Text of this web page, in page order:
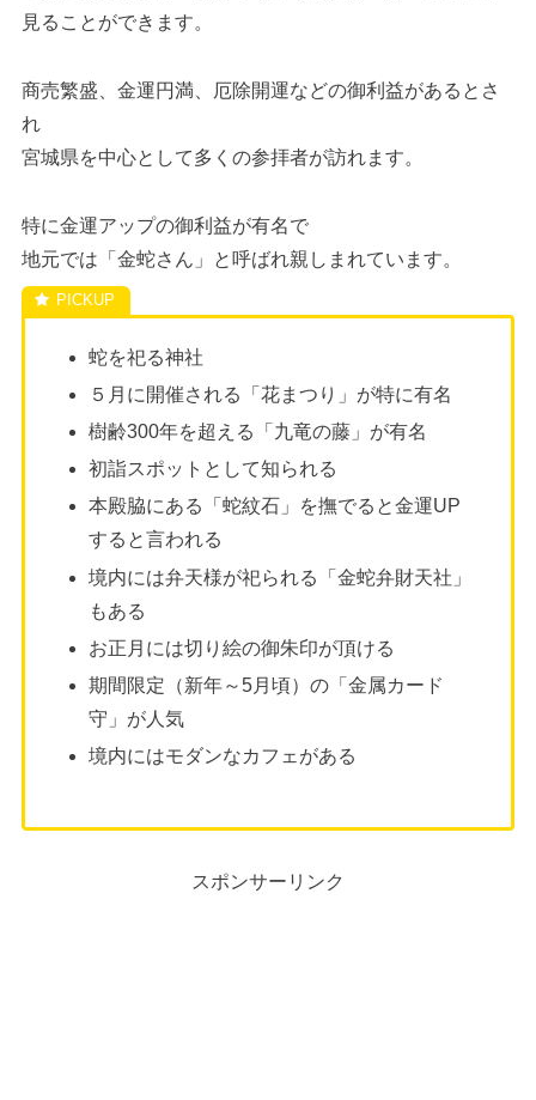
見ることができます。
商売繁盛、金運円満、厄除開運などの御利益があるとさ
れ
宮城県を中心として多くの参拝者が訪れます。
特に金運アップの御利益が有名で
地元では「金蛇さん」と呼ばれ親しまれています。
蛇を祀る神社
５月に開催される「花まつり」が特に有名
樹齢300年を超える「九竜の藤」が有名
初詣スポットとして知られる
本殿脇にある「蛇紋石」を撫でると金運UP
すると言われる
境内には弁天様が祀られる「金蛇弁財天社」
もある
お正月には切り絵の御朱印が頂ける
期間限定（新年～5月頃）の「金属カード
守」が人気
境内にはモダンなカフェがある
スポンサーリンク